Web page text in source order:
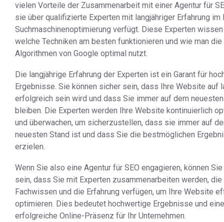
vielen Vorteile der Zusammenarbeit mit einer Agentur für
sie über qualifizierte Experten mit langjähriger Erfahrung im
Suchmaschinenoptimierung verfügt. Diese Experten wissen
welche Techniken am besten funktionieren und wie man
Algorithmen von Google optimal nutzt.
Die langjährige Erfahrung der Experten ist ein Garant für
Ergebnisse. Sie können sicher sein, dass Ihre Website auf
erfolgreich sein wird und dass Sie immer auf dem
bleiben. Die Experten werden Ihre Website kontinuierlich
und überwachen, um sicherzustellen, dass sie immer auf
neuesten Stand ist und dass Sie die bestmöglichen
erzielen.
Wenn Sie also eine Agentur für SEO engagieren, können
sein, dass Sie mit Experten zusammenarbeiten werden,
Fachwissen und die Erfahrung verfügen, um Ihre Website
optimieren. Dies bedeutet hochwertige Ergebnisse und eine
erfolgreiche Online-Präsenz für Ihr Unternehmen.